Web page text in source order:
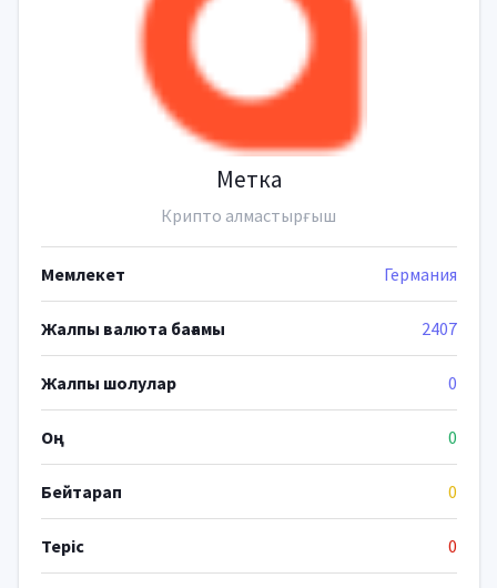
Метка
Крипто алмастырғыш
Мемлекет Германия
Жалпы валюта бағамы 2407
Жалпы шолулар 0
Оң 0
Бейтарап 0
Теріс 0